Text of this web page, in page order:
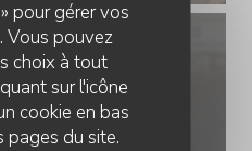
pour gérer vos
Vous pouvez
choix à tout
sur l'icône
cookie en bas
pages du site.